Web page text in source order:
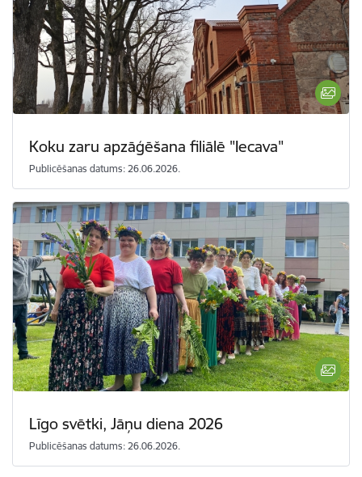
Koku zaru apzāģēšana filiālē "Iecava"
Publicēšanas datums: 26.06.2026.
Līgo svētki, Jāņu diena 2026
Publicēšanas datums: 26.06.2026.